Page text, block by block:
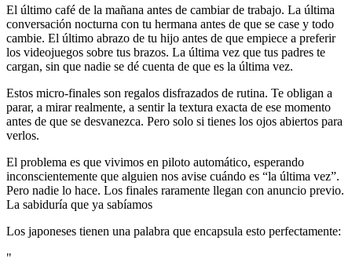
El último café de la mañana antes de cambiar de trabajo. La última
conversación nocturna con tu hermana antes de que se case y todo
cambie. El último abrazo de tu hijo antes de que empiece a preferir
los videojuegos sobre tus brazos. La última vez que tus padres te
cargan, sin que nadie se dé cuenta de que es la última vez.
Estos micro-finales son regalos disfrazados de rutina. Te obligan a
parar, a mirar realmente, a sentir la textura exacta de ese momento
antes de que se desvanezca. Pero solo si tienes los ojos abiertos para
verlos.
El problema es que vivimos en piloto automático, esperando
inconscientemente que alguien nos avise cuándo es “la última vez”.
Pero nadie lo hace. Los finales raramente llegan con anuncio previo.
La sabiduría que ya sabíamos
Los japoneses tienen una palabra que encapsula esto perfectamente:
"